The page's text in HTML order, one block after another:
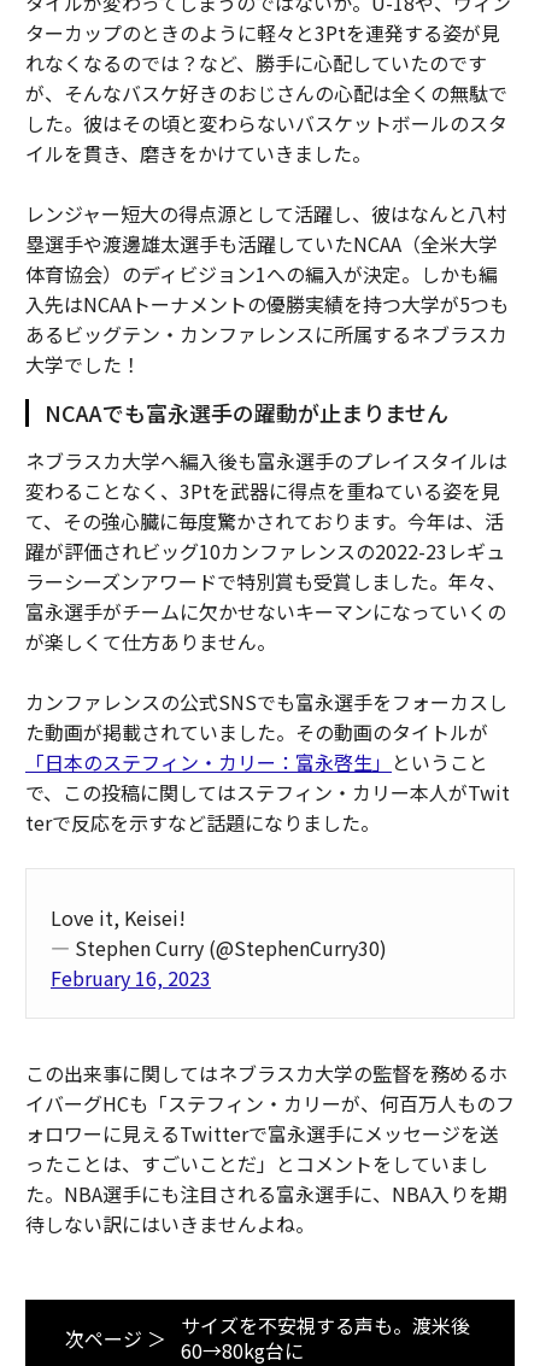
ターカップのときのように軽々と3Ptを連発する姿が見
れなくなるのでは？など、勝手に心配していたのです
が、そんなバスケ好きのおじさんの心配は全くの無駄で
した。彼はその頃と変わらないバスケットボールのスタ
イルを貫き、磨きをかけていきました。
レンジャー短大の得点源として活躍し、彼はなんと八村
塁選手や渡邊雄太選手も活躍していたNCAA（全米大学
体育協会）のディビジョン1への編入が決定。しかも編
入先はNCAAトーナメントの優勝実績を持つ大学が5つも
あるビッグテン・カンファレンスに所属するネブラスカ
大学でした！
NCAAでも富永選手の躍動が止まりません
ネブラスカ大学へ編入後も富永選手のプレイスタイルは
変わることなく、3Ptを武器に得点を重ねている姿を見
て、その強心臓に毎度驚かされております。今年は、活
躍が評価されビッグ10カンファレンスの2022-23レギュ
ラーシーズンアワードで特別賞も受賞しました。年々、
富永選手がチームに欠かせないキーマンになっていくの
が楽しくて仕方ありません。
カンファレンスの公式SNSでも富永選手をフォーカスし
た動画が掲載されていました。その動画のタイトルが
「日本のステフィン・カリー：富永啓生」 ということ
で、この投稿に関してはステフィン・カリー本人がTwit
terで反応を示すなど話題になりました。
Love it, Keisei!
— Stephen Curry (@StephenCurry30)
February 16, 2023
この出来事に関してはネブラスカ大学の監督を務めるホ
イバーグHCも「ステフィン・カリーが、何百万人ものフ
ォロワーに見えるTwitterで富永選手にメッセージを送
ったことは、すごいことだ」とコメントをしていまし
た。NBA選手にも注目される富永選手に、NBA入りを期
待しない訳にはいきませんよね。
次ページ ＞
サイズを不安視する声も。渡米後
60→80kg台に